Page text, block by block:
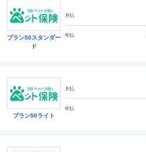
プラン50スタンダー
ド
月払
年払
プラン50ライト
月払
年払